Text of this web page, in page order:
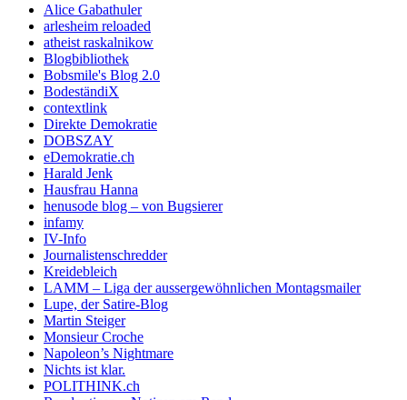
Alice Gabathuler
arlesheim reloaded
atheist raskalnikow
Blogbibliothek
Bobsmile's Blog 2.0
BodeständiX
contextlink
Direkte Demokratie
DOBSZAY
eDemokratie.ch
Harald Jenk
Hausfrau Hanna
henusode blog – von Bugsierer
infamy
IV-Info
Journalistenschredder
Kreidebleich
LAMM – Liga der aussergewöhnlichen Montagsmailer
Lupe, der Satire-Blog
Martin Steiger
Monsieur Croche
Napoleon’s Nightmare
Nichts ist klar.
POLITHINK.ch